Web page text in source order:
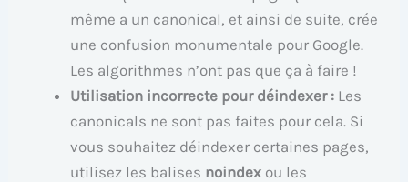
même a un canonical, et ainsi de suite, crée
une confusion monumentale pour Google.
Les algorithmes n’ont pas que ça à faire !
Utilisation incorrecte pour déindexer : Les
canonicals ne sont pas faites pour cela. Si
vous souhaitez déindexer certaines pages,
utilisez les balises noindex ou les